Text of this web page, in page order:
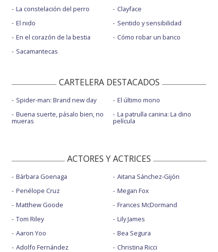
La constelación del perro
El nido
En el corazón de la bestia
Sacamantecas
Clayface
Sentido y sensibilidad
Cómo robar un banco
CARTELERA DESTACADOS
Spider-man: Brand new day
Buena suerte, pásalo bien, no
mueras
El último mono
La patrulla canina: La dino
película
ACTORES Y ACTRICES
Bárbara Goenaga
Penélope Cruz
Matthew Goode
Tom Riley
Aaron Yoo
Adolfo Fernández
Aitana Sánchez-Gijón
Megan Fox
Frances McDormand
Lily James
Bea Segura
Christina Ricci